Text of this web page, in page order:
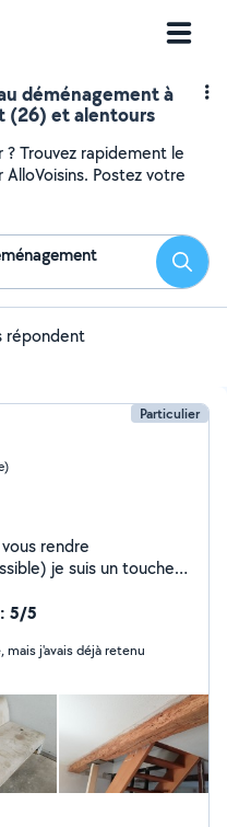
déménagement à
(26) et alentours
Trouvez rapidement le
Postez votre
répondent
Particulier
rendre
je suis un touche à
5/5
j'avais déjà retenu